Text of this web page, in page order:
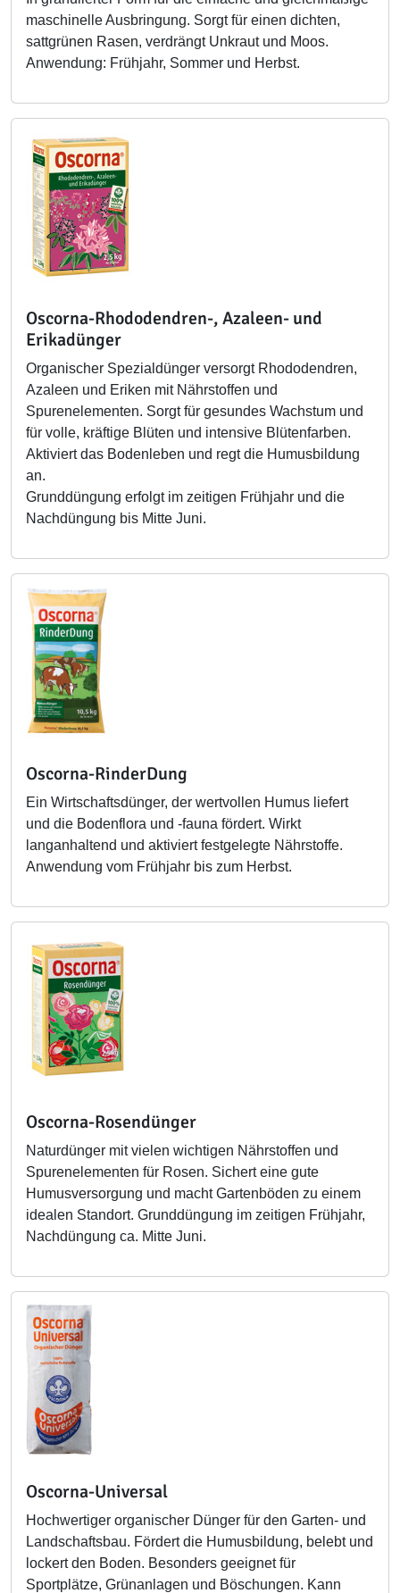
maschinelle Ausbringung. Sorgt für einen dichten,
sattgrünen Rasen, verdrängt Unkraut und Moos.
Anwendung: Frühjahr, Sommer und Herbst.
Oscorna-Rhododendren-, Azaleen- und
Erikadünger
Organischer Spezialdünger versorgt Rhododendren,
Azaleen und Eriken mit Nährstoffen und
Spurenelementen. Sorgt für gesundes Wachstum und
für volle, kräftige Blüten und intensive Blütenfarben.
Aktiviert das Bodenleben und regt die Humusbildung
an.
Grunddüngung erfolgt im zeitigen Frühjahr und die
Nachdüngung bis Mitte Juni.
Oscorna-RinderDung
Ein Wirtschaftsdünger, der wertvollen Humus liefert
und die Bodenflora und -fauna fördert. Wirkt
langanhaltend und aktiviert festgelegte Nährstoffe.
Anwendung vom Frühjahr bis zum Herbst.
Oscorna-Rosendünger
Naturdünger mit vielen wichtigen Nährstoffen und
Spurenelementen für Rosen. Sichert eine gute
Humusversorgung und macht Gartenböden zu einem
idealen Standort. Grunddüngung im zeitigen Frühjahr,
Nachdüngung ca. Mitte Juni.
Oscorna-Universal
Hochwertiger organischer Dünger für den Garten- und
Landschaftsbau. Fördert die Humusbildung, belebt und
lockert den Boden. Besonders geeignet für
Sportplätze, Grünanlagen und Böschungen. Kann